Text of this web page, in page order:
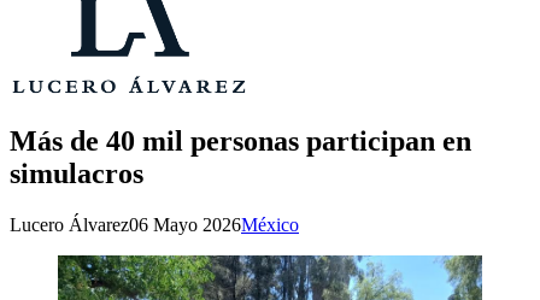
Más de 40 mil personas participan en
simulacros
Lucero Álvarez06 Mayo 2026México